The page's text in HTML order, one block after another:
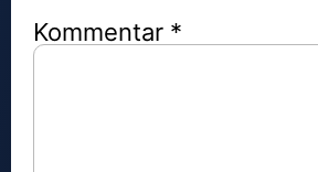
Kommentar *